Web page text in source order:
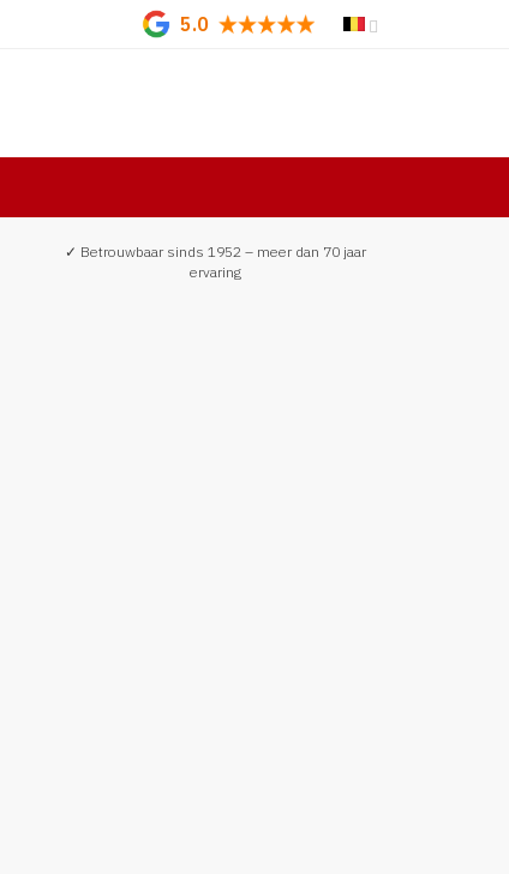
5.0
✓ Betrouwbaar sinds 1952 – meer dan 70 jaar
ervaring